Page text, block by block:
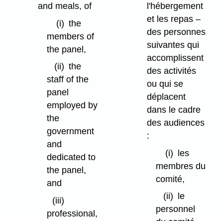
and meals, of
(i) the
members of
the panel,
(ii) the
staff of the
panel
employed by
the
government
and
dedicated to
the panel,
and
(iii)
professional,
l'hébergement
et les repas –
des personnes
suivantes qui
accomplissent
des activités
ou qui se
déplacent
dans le cadre
des audiences
:
(i) les
membres du
comité,
(ii)
le
personnel